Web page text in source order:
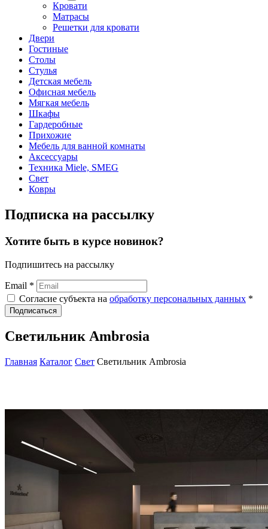
Кровати
Матрасы
Решетки для кровати
Двери
Гостиные
Столы
Стулья
Детская мебель
Офисная мебель
Мягкая мебель
Шкафы
Гардеробные
Прихожие
Мебель для ванной комнаты
Аксессуары
Техника Miele, SMEG
Свет
Ковры
Подписка на рассылку
Хотите быть в курсе новинок?
Подпишитесь на рассылку
Email *
Согласие субъекта на обработку персональных данных *
Подписаться
Светильник Ambrosia
Главная Каталог Свет Светильник Ambrosia